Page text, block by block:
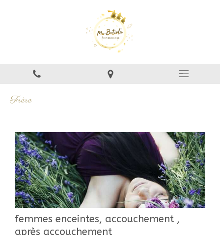
Frère
femmes enceintes, accouchement ,
après accouchement